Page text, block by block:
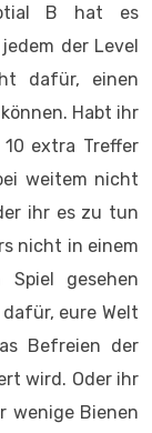
B hat es
der Level
dafür, einen
Habt ihr
extra Treffer
weitem nicht
ihr es zu tun
nicht in einem
gesehen
eure Welt
Befreien der
wird. Oder ihr
wenige Bienen